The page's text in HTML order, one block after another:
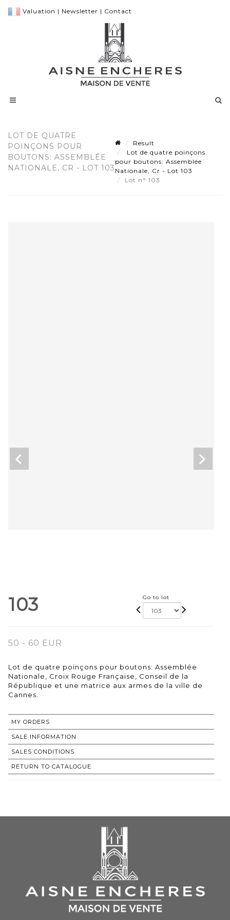
Valuation | Newsletter | Contact
LOT DE QUATRE
POINÇONS POUR
BOUTONS: ASSEMBLÉE
NATIONALE, CR - LOT 103
Result
Lot de quatre poinçons
pour boutons: Assemblée
Nationale, Cr - Lot 103
Lot n° 103
103 Go to lot
50 - 60 EUR
Lot de quatre poinçons pour boutons: Assemblée
Nationale, Croix Rouge Française, Conseil de la
République et une matrice aux armes de la ville de
Cannes.
MY ORDERS
SALE INFORMATION
SALES CONDITIONS
RETURN TO CATALOGUE